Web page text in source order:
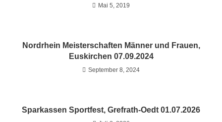
Mai 5, 2019
Nordrhein Meisterschaften Männer und Frauen,
Euskirchen 07.09.2024
September 8, 2024
Sparkassen Sportfest, Grefrath-Oedt 01.07.2026